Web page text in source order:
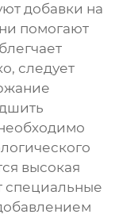
добавки на
помогают
следует
высокая
специальные